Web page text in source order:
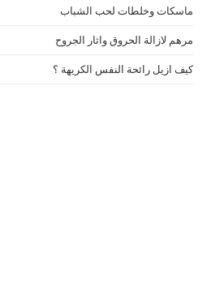
ماسكات وخلطات لحب الشباب
مرهم لازالة الحروق واثار الجروح
كيف ازيل رائحة النفس الكريهة ؟